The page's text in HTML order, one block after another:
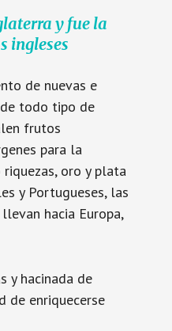
y fue la
ingleses
de nuevas e
todo tipo de
frutos
para la
oro y plata
y Portugueses, las
hacia Europa,
y hacinada de
de enriquecerse